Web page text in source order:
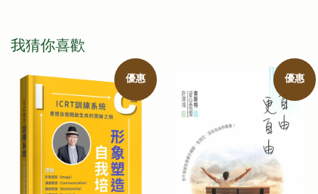
我猜你喜歡
優惠 優惠